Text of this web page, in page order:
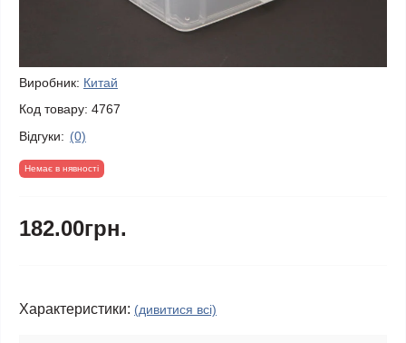
Виробник: Китай
Код товару: 4767
Відгуки: (0)
Немає в нявності
182.00грн.
Характеристики: (дивитися всі)